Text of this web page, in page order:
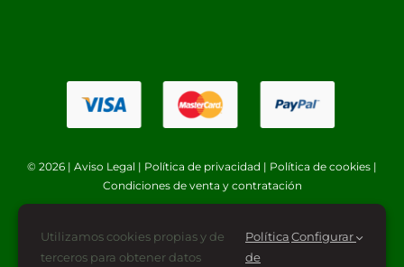
© 2026 | Aviso Legal | Política de privacidad | Política de cookies |
Condiciones de venta y contratación
Utilizamos cookies propias y de
terceros para obtener datos
Política
de
Configurar